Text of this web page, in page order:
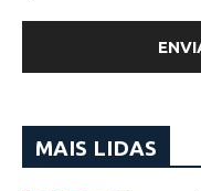
MAIS LIDAS